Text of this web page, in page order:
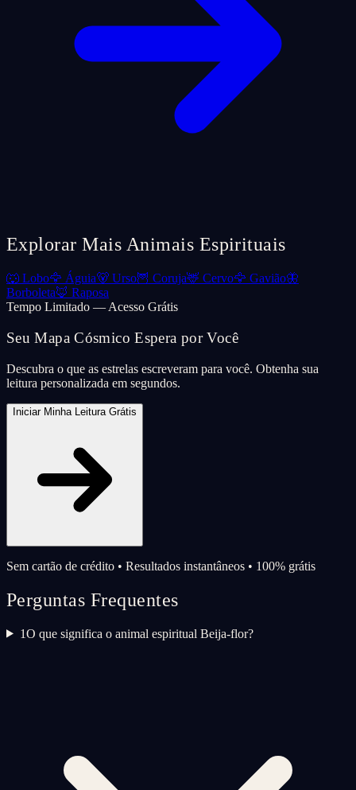
Explorar Mais Animais Espirituais
🐺 Lobo🦅 Águia🐻 Urso🦉 Coruja🦌 Cervo🦅 Gavião🦋
Borboleta🦊 Raposa
Tempo Limitado — Acesso Grátis
Seu Mapa Cósmico Espera por Você
Descubra o que as estrelas escreveram para você. Obtenha sua
leitura personalizada em segundos.
Iniciar Minha Leitura Grátis
Sem cartão de crédito • Resultados instantâneos • 100% grátis
Perguntas Frequentes
1O que significa o animal espiritual Beija-flor?